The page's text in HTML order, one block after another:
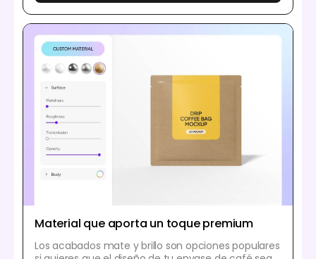
Material que aporta un toque premium
Los acabados mate y brillo son opciones populares